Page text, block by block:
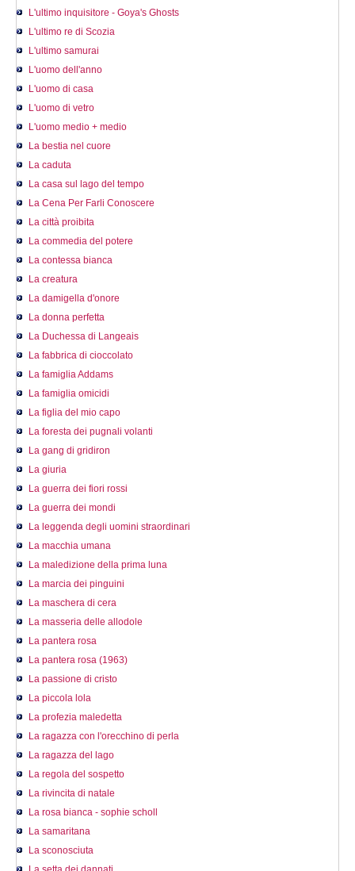
L'ultimo inquisitore - Goya's Ghosts
L'ultimo re di Scozia
L'ultimo samurai
L'uomo dell'anno
L'uomo di casa
L'uomo di vetro
L'uomo medio + medio
La bestia nel cuore
La caduta
La casa sul lago del tempo
La Cena Per Farli Conoscere
La città proibita
La commedia del potere
La contessa bianca
La creatura
La damigella d'onore
La donna perfetta
La Duchessa di Langeais
La fabbrica di cioccolato
La famiglia Addams
La famiglia omicidi
La figlia del mio capo
La foresta dei pugnali volanti
La gang di gridiron
La giuria
La guerra dei fiori rossi
La guerra dei mondi
La leggenda degli uomini straordinari
La macchia umana
La maledizione della prima luna
La marcia dei pinguini
La maschera di cera
La masseria delle allodole
La pantera rosa
La pantera rosa (1963)
La passione di cristo
La piccola lola
La profezia maledetta
La ragazza con l'orecchino di perla
La ragazza del lago
La regola del sospetto
La rivincita di natale
La rosa bianca - sophie scholl
La samaritana
La sconosciuta